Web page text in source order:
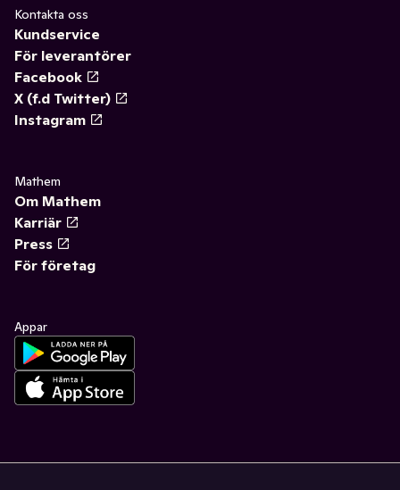
Kontakta oss
Kundservice
För leverantörer
Facebook
X (f.d Twitter)
Instagram
Mathem
Om Mathem
Karriär
Press
För företag
Appar